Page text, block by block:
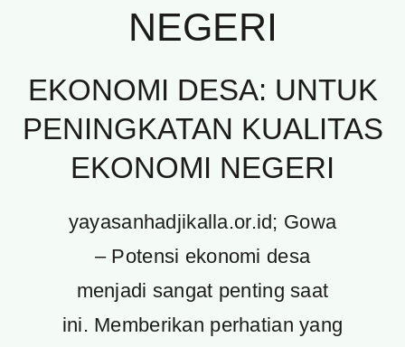
NEGERI
EKONOMI DESA: UNTUK
PENINGKATAN KUALITAS
EKONOMI NEGERI
yayasanhadjikalla.or.id; Gowa
– Potensi ekonomi desa
menjadi sangat penting saat
ini. Memberikan perhatian yang